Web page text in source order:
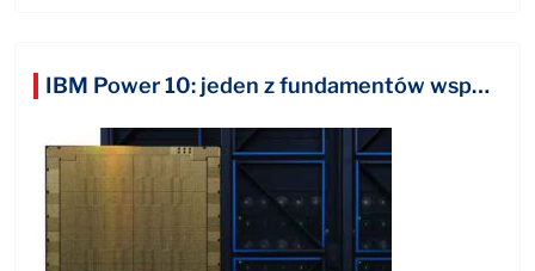
IBM Power 10: jeden z fundamentów współczesnej modernizacji IT